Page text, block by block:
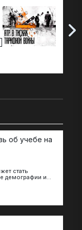
The
об учебе на
стать
демографии и